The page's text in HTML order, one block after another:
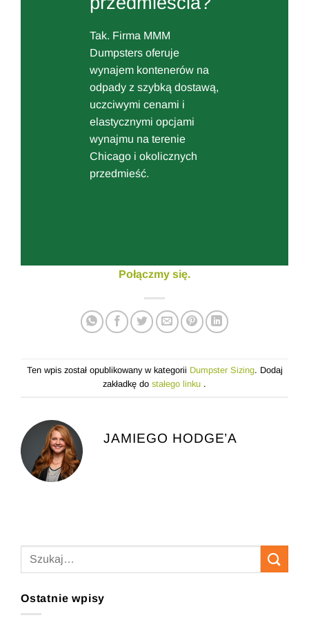
Tak. Firma MMM
Dumpsters oferuje
wynajem kontenerów na
odpady z szybką dostawą,
uczciwymi cenami i
elastycznymi opcjami
wynajmu na terenie
Chicago i okolicznych
przedmieść.
Połączmy się.
Ten wpis został opublikowany w kategorii Dumpster Sizing. Dodaj
zakładkę do stałego linku .
JAMIEGO HODGE’A
Ostatnie wpisy